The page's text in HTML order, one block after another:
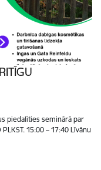
piedalīties seminārā par
15:00 – 17:40 Līvānu